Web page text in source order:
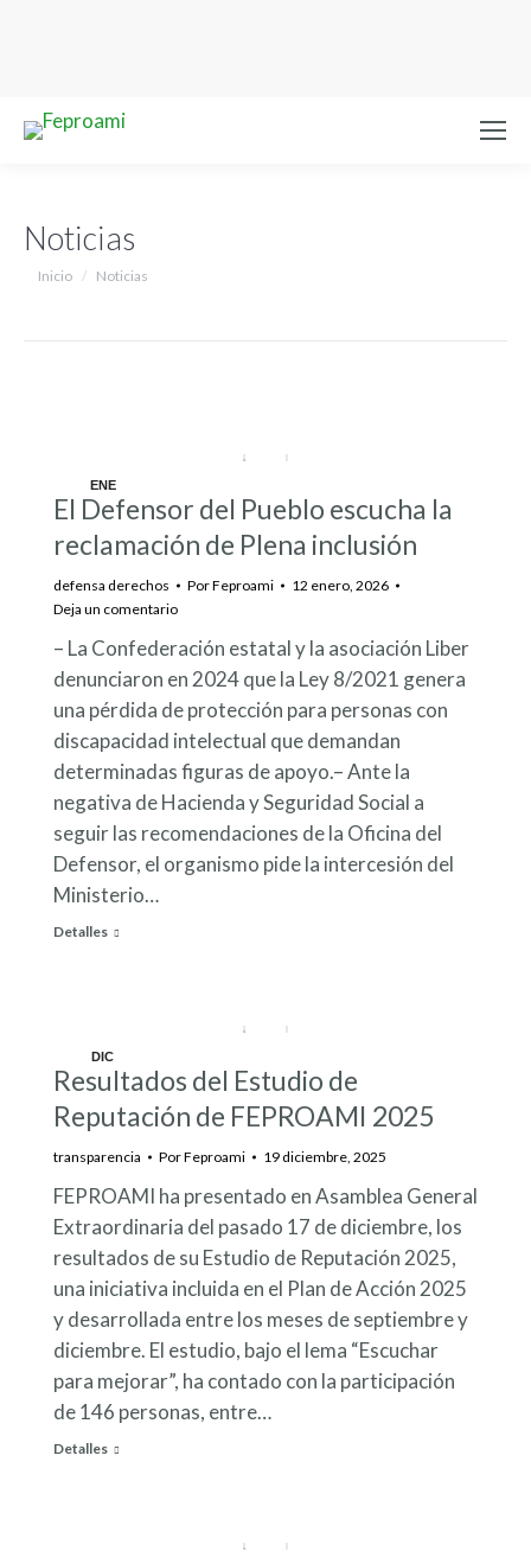
Noticias
Estás aquí:
Inicio Noticias
ENE
12
El Defensor del Pueblo escucha la
reclamación de Plena inclusión
defensa derechos PorFeproami
12 enero, 2026
Deja un comentario
– La Confederación estatal y la asociación Liber
denunciaron en 2024 que la Ley 8/2021 genera
una pérdida de protección para personas con
discapacidad intelectual que demandan
determinadas figuras de apoyo.– Ante la
negativa de Hacienda y Seguridad Social a
seguir las recomendaciones de la Oficina del
Defensor, el organismo pide la intercesión del
Ministerio…
Detalles
DIC
19
Resultados del Estudio de
Reputación de FEPROAMI 2025
transparencia PorFeproami 19 diciembre, 2025
FEPROAMI ha presentado en Asamblea General
Extraordinaria del pasado 17 de diciembre, los
resultados de su Estudio de Reputación 2025,
una iniciativa incluida en el Plan de Acción 2025
y desarrollada entre los meses de septiembre y
diciembre. El estudio, bajo el lema “Escuchar
para mejorar”, ha contado con la participación
de 146 personas, entre…
Detalles